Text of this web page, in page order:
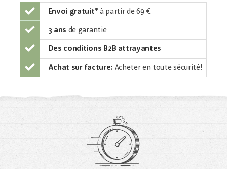
Envoi gratuit* à partir de 69 €
3 ans de garantie
Des conditions B2B attrayantes
Achat sur facture: Acheter en toute sécurité!